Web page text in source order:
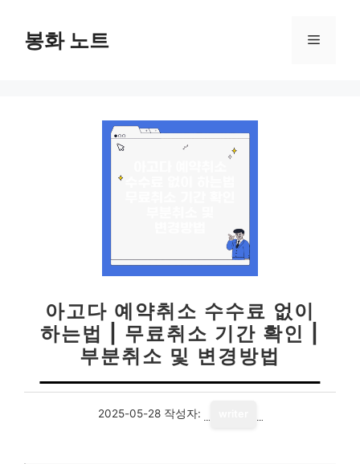
봉화 노트 메
아고다 예약취소 수수료 없이
하는법 | 무료취소 기간 확인 |
부분취소 및 변경방법
2025-05-28 작성자: